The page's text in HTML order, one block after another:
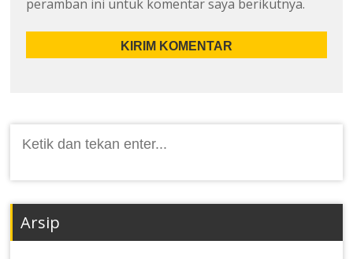
peramban ini untuk komentar saya berikutnya.
Arsip